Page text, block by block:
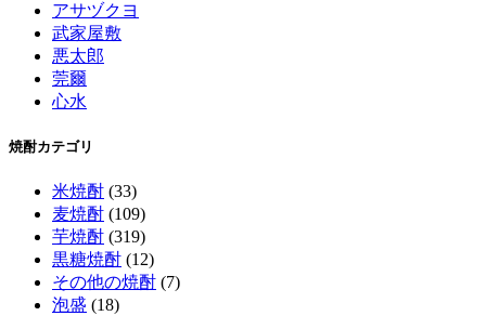
アサヅクヨ
武家屋敷
悪太郎
莞爾
心水
焼酎カテゴリ
米焼酎 (33)
麦焼酎 (109)
芋焼酎 (319)
黒糖焼酎 (12)
その他の焼酎 (7)
泡盛 (18)